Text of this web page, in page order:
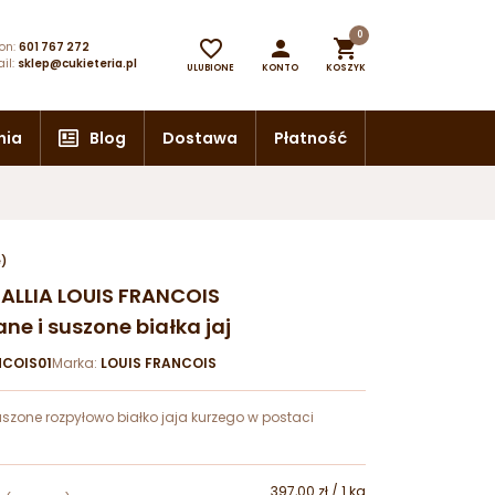
601 767 272
sklep@cukieteria.pl

ULUBIONE

KONTO

0
KOSZYK
Blog Dostawa Płatność
LOUIS FRANCOIS
i suszone białka jaj
Marka: LOUIS FRANCOIS
rozpyłowo białko jaja kurzego w postaci